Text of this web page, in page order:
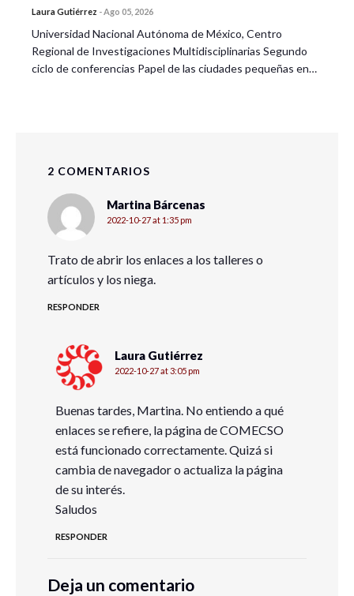
Laura Gutiérrez -Ago 05, 2026
Universidad Nacional Autónoma de México, Centro
Regional de Investigaciones Multidisciplinarias Segundo
ciclo de conferencias Papel de las ciudades pequeñas en…
2 COMENTARIOS
Martina Bárcenas
2022-10-27 at 1:35 pm
Trato de abrir los enlaces a los talleres o
artículos y los niega.
RESPONDER
Laura Gutiérrez
2022-10-27 at 3:05 pm
Buenas tardes, Martina. No entiendo a qué
enlaces se refiere, la página de COMECSO
está funcionado correctamente. Quizá si
cambia de navegador o actualiza la página
de su interés.
Saludos
RESPONDER
Deja un comentario